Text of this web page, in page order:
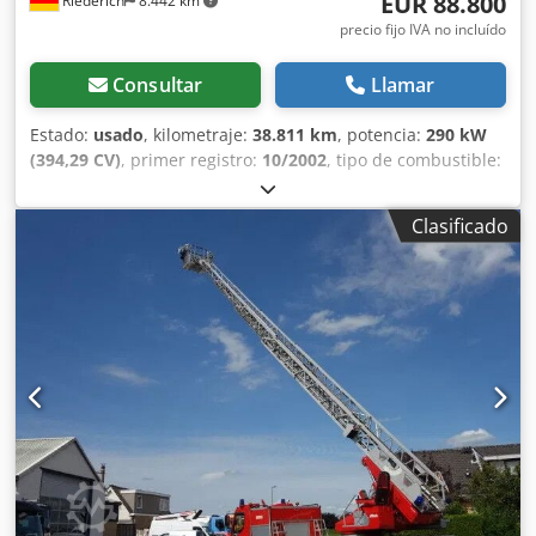
precio fijo IVA no incluído
Consultar Llamar
Estado: usado, kilometraje: 38.811 km, potencia: 290 kW
(394,29 CV), primer registro: 10/2002, tipo de combustible:
, configuración de ejes:
color:rojo, tipo de engranaje:semiautomático, clase de
, Equipamiento:
Programa electrónico de estabilidad (ESP)
, * ACTROS
2640 L VEHÍCULO DE BOMBEROS * BOMBA CONTRA
INCENDIOS ZIEGLER TMB F42 RL * PLATAFORMA
ELEVADORA BRONTO SKYLIFT F42 AG SUIZA-815 Rümlang *
Altura de trabajo máx. 42 m + alcance lateral 21,20 m *
Carga de la cesta 400 kg para máx. 4 personas * Vehículo
anterior del servicio de bomberos industriales de DAIMLER
AG * N° de vehículo para consultas de clientes: 3259 * Eje
trasero direccional Telligent, accionamiento hidráulico *
Suspensión neumática en el eje trasero * Bloqueo de
diferencial en el eje trasero * Sistema de control
Clasificado